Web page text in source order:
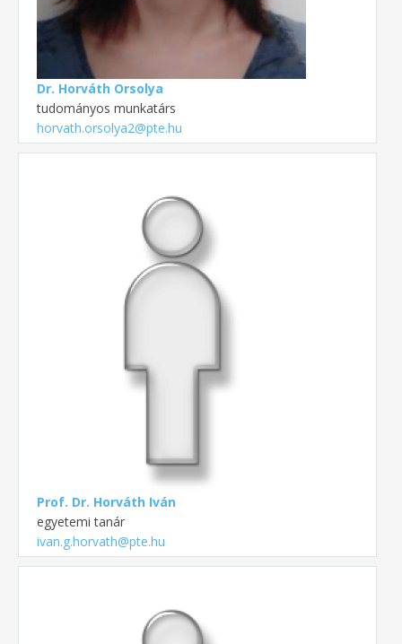
Dr. Horváth Orsolya
tudományos munkatárs
horvath.orsolya2@pte.hu
Prof. Dr. Horváth Iván
egyetemi tanár
ivan.g.horvath@pte.hu